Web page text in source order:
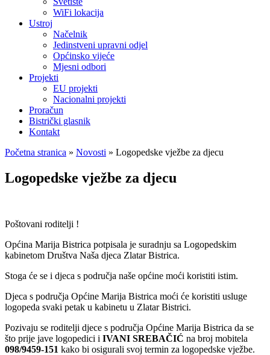
WiFi lokacija
Ustroj
Načelnik
Jedinstveni upravni odjel
Općinsko vijeće
Mjesni odbori
Projekti
EU projekti
Nacionalni projekti
Proračun
Bistrički glasnik
Kontakt
Početna stranica » Novosti » Logopedske vježbe za djecu
Logopedske vježbe za djecu
Poštovani roditelji !
Općina Marija Bistrica potpisala je suradnju sa Logopedskim
kabinetom Društva Naša djeca Zlatar Bistrica.
Stoga će se i djeca s područja naše općine moći koristiti istim.
Djeca s područja Općine Marija Bistrica moći će koristiti usluge
logopeda svaki petak u kabinetu u Zlatar Bistrici.
Pozivaju se roditelji djece s područja Općine Marija Bistrica da se
što prije jave logopedici i IVANI SREBAČIĆ na broj mobitela
098/9459-151 kako bi osigurali svoj termin za logopedske vježbe.